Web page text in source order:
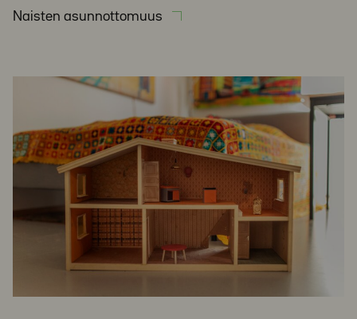
Naisten asunnottomuus